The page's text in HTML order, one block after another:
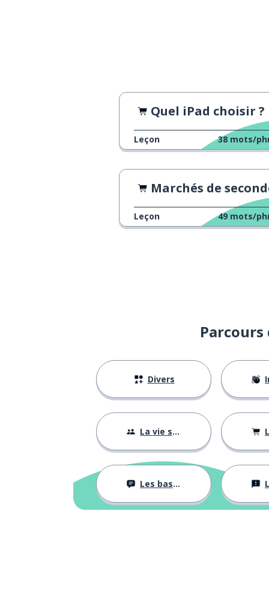
Quel iPad choisir ?
Leçon 38 mots/
Marchés de seconde
Leçon 49 mots/
Divers
La vie sociale
Les bases